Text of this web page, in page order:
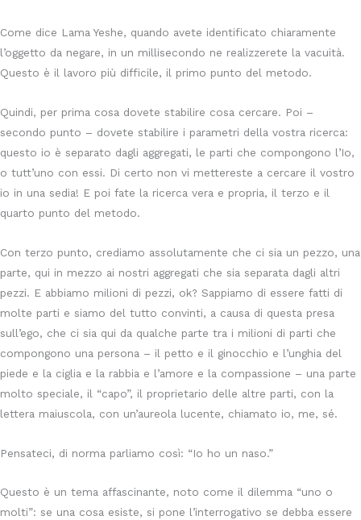
Come dice Lama Yeshe, quando avete identificato chiaramente
l’oggetto da negare, in un millisecondo ne realizzerete la vacuità.
Questo è il lavoro più difficile, il primo punto del metodo.
Quindi, per prima cosa dovete stabilire cosa cercare. Poi –
secondo punto – dovete stabilire i parametri della vostra ricerca:
questo io è separato dagli aggregati, le parti che compongono l’Io,
o tutt’uno con essi. Di certo non vi mettereste a cercare il vostro
io in una sedia! E poi fate la ricerca vera e propria, il terzo e il
quarto punto del metodo.
Con terzo punto, crediamo assolutamente che ci sia un pezzo, una
parte, qui in mezzo ai nostri aggregati che sia separata dagli altri
pezzi. E abbiamo milioni di pezzi, ok? Sappiamo di essere fatti di
molte parti e siamo del tutto convinti, a causa di questa presa
sull’ego, che ci sia qui da qualche parte tra i milioni di parti che
compongono una persona – il petto e il ginocchio e l’unghia del
piede e la ciglia e la rabbia e l’amore e la compassione – una parte
molto speciale, il “capo”, il proprietario delle altre parti, con la
lettera maiuscola, con un’aureola lucente, chiamato io, me, sé.
Pensateci, di norma parliamo così: “Io ho un naso.”
Questo è un tema affascinante, noto come il dilemma “uno o
molti”: se una cosa esiste, si pone l’interrogativo se debba essere